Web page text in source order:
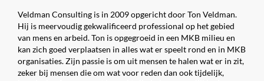
Veldman Consulting is in 2009 opgericht door Ton Veldman.
Hij is meervoudig gekwalificeerd professional op het gebied
van mens en arbeid. Ton is opgegroeid in een MKB milieu en
kan zich goed verplaatsen in alles wat er speelt rond en in MKB
organisaties. Zijn passie is om uit mensen te halen wat er in zit,
zeker bij mensen die om wat voor reden dan ook tijdelijk,